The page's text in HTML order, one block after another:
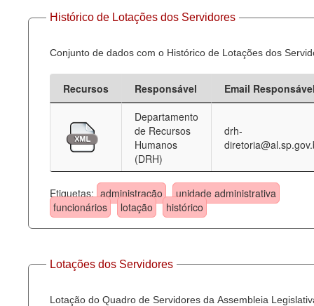
ContatoHistórico de Lotações dos Servidores
Conjunto de dados com o Histórico de Lotações dos
Recursos Responsável
Email
Departamento
de Recursos
Humanos
(DRH)
drh-
Etiquetas: administração
unidade administrativa
funcionários
lotação histórico
Lotações dos Servidores
Lotação do Quadro de Servidores da Assembleia